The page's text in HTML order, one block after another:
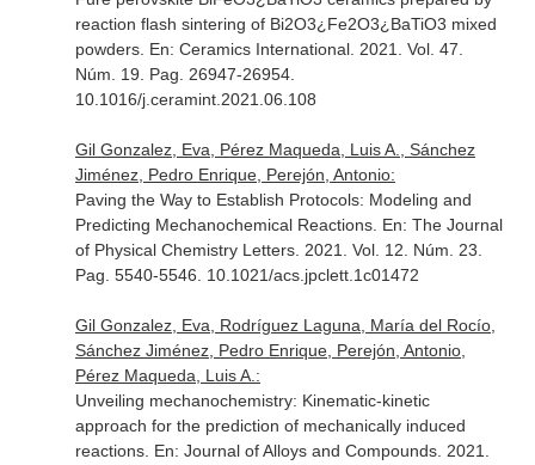
reaction flash sintering of Bi2O3¿Fe2O3¿BaTiO3 mixed
powders. En: Ceramics International. 2021. Vol. 47.
Núm. 19. Pag. 26947-26954.
10.1016/j.ceramint.2021.06.108
Gil Gonzalez, Eva, Pérez Maqueda, Luis A., Sánchez
Jiménez, Pedro Enrique, Perejón, Antonio:
Paving the Way to Establish Protocols: Modeling and
Predicting Mechanochemical Reactions. En: The Journal
of Physical Chemistry Letters. 2021. Vol. 12. Núm. 23.
Pag. 5540-5546. 10.1021/acs.jpclett.1c01472
Gil Gonzalez, Eva, Rodríguez Laguna, María del Rocío,
Sánchez Jiménez, Pedro Enrique, Perejón, Antonio,
Pérez Maqueda, Luis A.:
Unveiling mechanochemistry: Kinematic-kinetic
approach for the prediction of mechanically induced
reactions. En: Journal of Alloys and Compounds. 2021.